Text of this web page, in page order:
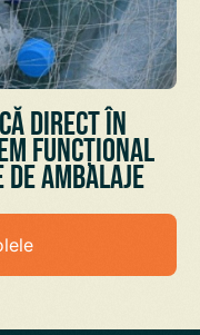
direct în
funcțional
ambalaje